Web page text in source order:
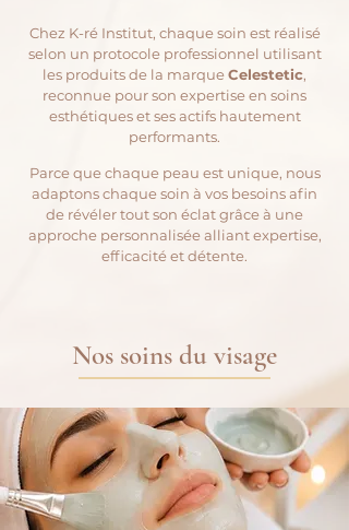
Chez K-ré Institut, chaque soin est réalisé
selon un protocole professionnel utilisant
les produits de la marqueCelestetic,
reconnue pour son expertise en soins
esthétiques et ses actifs hautement
performants.
Parce que chaque peau est unique, nous
adaptons chaque soin à vos besoins afin
de révéler tout son éclat grâce à une
approche personnalisée alliant expertise,
efficacité et détente.
Nos soins du visage